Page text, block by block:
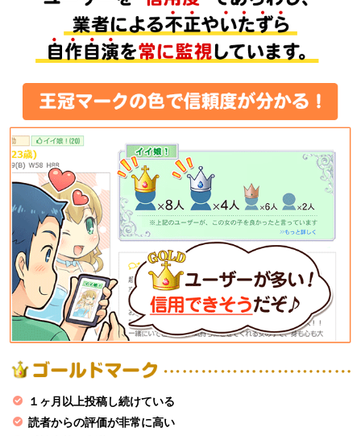
１ヶ月以上投稿し続けている
読者からの評価が非常に高い